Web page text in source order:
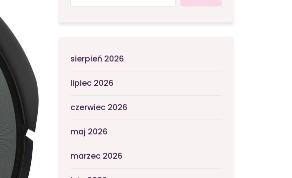
sierpień 2026
lipiec 2026
czerwiec 2026
maj 2026
marzec 2026